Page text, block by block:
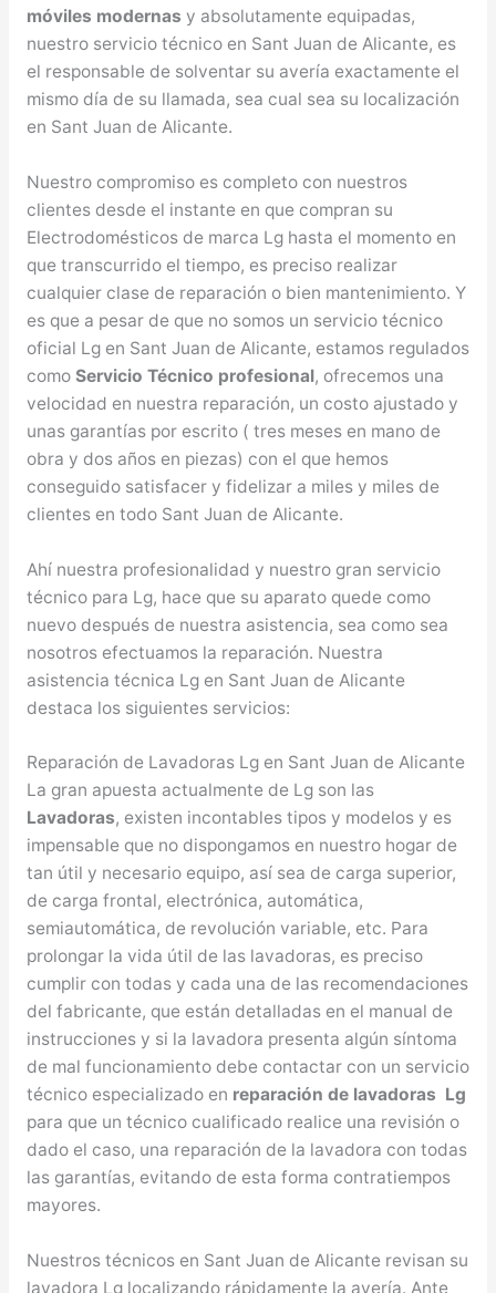
móviles modernas y absolutamente equipadas,
nuestro servicio técnico en Sant Juan de Alicante, es
el responsable de solventar su avería exactamente el
mismo día de su llamada, sea cual sea su localización
en Sant Juan de Alicante.
Nuestro compromiso es completo con nuestros
clientes desde el instante en que compran su
Electrodomésticos de marca Lg hasta el momento en
que transcurrido el tiempo, es preciso realizar
cualquier clase de reparación o bien mantenimiento. Y
es que a pesar de que no somos un servicio técnico
oficial Lg en Sant Juan de Alicante, estamos regulados
como Servicio Técnico profesional, ofrecemos una
velocidad en nuestra reparación, un costo ajustado y
unas garantías por escrito ( tres meses en mano de
obra y dos años en piezas) con el que hemos
conseguido satisfacer y fidelizar a miles y miles de
clientes en todo Sant Juan de Alicante.
Ahí nuestra profesionalidad y nuestro gran servicio
técnico para Lg, hace que su aparato quede como
nuevo después de nuestra asistencia, sea como sea
nosotros efectuamos la reparación. Nuestra
asistencia técnica Lg en Sant Juan de Alicante
destaca los siguientes servicios:
Reparación de Lavadoras Lg en Sant Juan de Alicante
La gran apuesta actualmente de Lg son las
Lavadoras, existen incontables tipos y modelos y es
impensable que no dispongamos en nuestro hogar de
tan útil y necesario equipo, así sea de carga superior,
de carga frontal, electrónica, automática,
semiautomática, de revolución variable, etc. Para
prolongar la vida útil de las lavadoras, es preciso
cumplir con todas y cada una de las recomendaciones
del fabricante, que están detalladas en el manual de
instrucciones y si la lavadora presenta algún síntoma
de mal funcionamiento debe contactar con un servicio
técnico especializado en reparación de lavadoras Lg
para que un técnico cualificado realice una revisión o
dado el caso, una reparación de la lavadora con todas
las garantías, evitando de esta forma contratiempos
mayores.
Nuestros técnicos en Sant Juan de Alicante revisan su
lavadora Lg localizando rápidamente la avería. Ante